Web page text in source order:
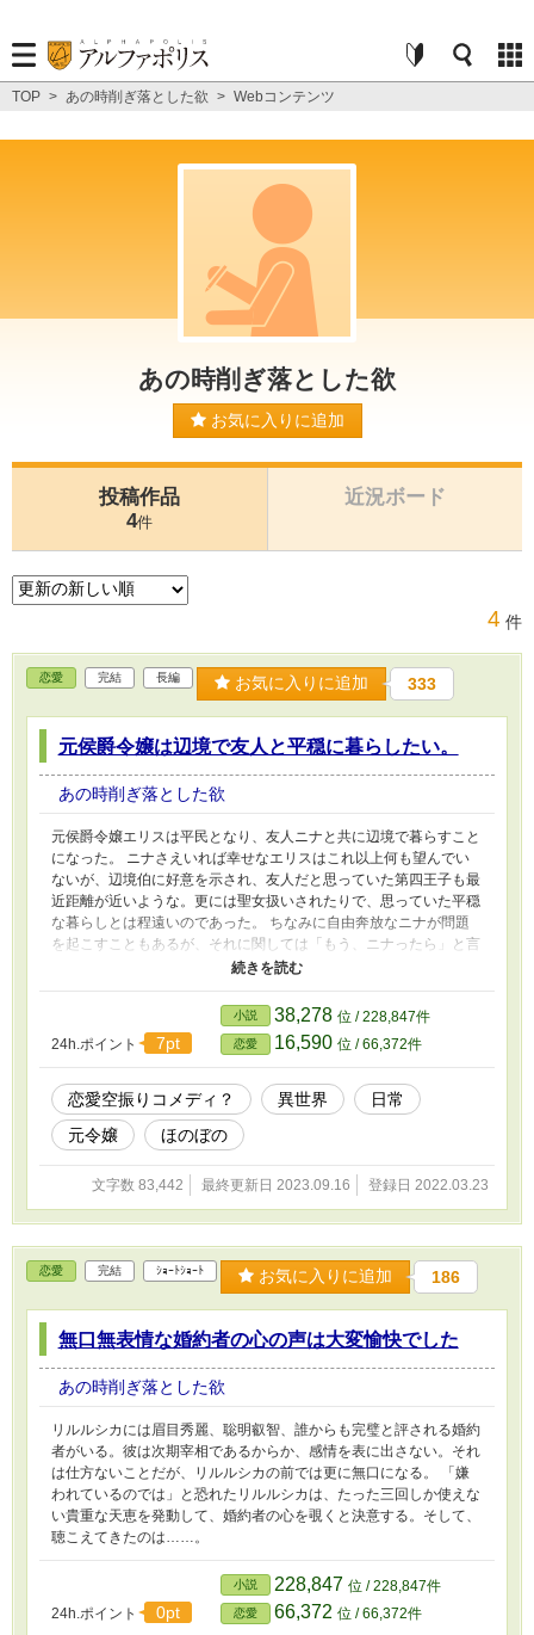
TOP > あの時削ぎ落とした欲 > Webコンテンツ
あの時削ぎ落とした欲
お気に入りに追加
投稿作品
4件
近況ボード
4 件
恋愛 完結 長編 お気に入りに追加 333
元侯爵令嬢は辺境で友人と平穏に暮らしたい。
あの時削ぎ落とした欲
元侯爵令嬢エリスは平民となり、友人ニナと共に辺境で暮らすこと
になった。 ニナさえいれば幸せなエリスはこれ以上何も望んでい
ないが、辺境伯に好意を示され、友人だと思っていた第四王子も最
近距離が近いような。更には聖女扱いされたりで、思っていた平穏
な暮らしとは程遠いのであった。 ちなみに自由奔放なニナが問題
を起こすこともあるが、それに関しては「もう、ニナったら」と言
って微笑んで許すのがエリスである。 「断罪されそうになった侯
意味で周囲から同情される。」の続編です。 のんびり不定期更
24h.ポイント
7pt
小説 38,278 位 / 228,847件
恋愛 16,590 位 / 66,372件
恋愛空振りコメディ？ 異世界
日常
元令嬢
ほのぼの
文字数 83,442 最終更新日 2023.09.16 登録日 2022.03.23
恋愛 完結 ｼｮｰﾄｼｮｰﾄ お気に入りに追加 186
無口無表情な婚約者の心の声は大変愉快でした
あの時削ぎ落とした欲
リルルシカには眉目秀麗、聡明叡智、誰からも完璧と評される婚約
者がいる。彼は次期宰相であるからか、感情を表に出さない。それ
は仕方ないことだが、リルルシカの前では更に無口になる。 「嫌
われているのでは」と恐れたリルルシカは、たった三回しか使えな
い貴重な天恵を発動して、婚約者の心を覗くと決意する。そして、
聴こえてきたのは……。
24h.ポイント 0pt
小説 228,847 位 / 228,847件
恋愛 66,372 位 / 66,372件